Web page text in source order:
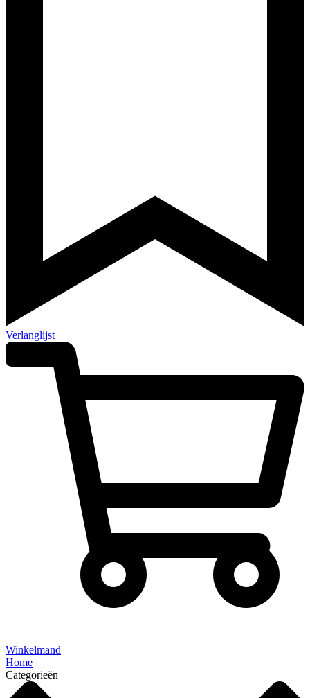
Verlanglijst
Winkelmand
Home
Categorieën